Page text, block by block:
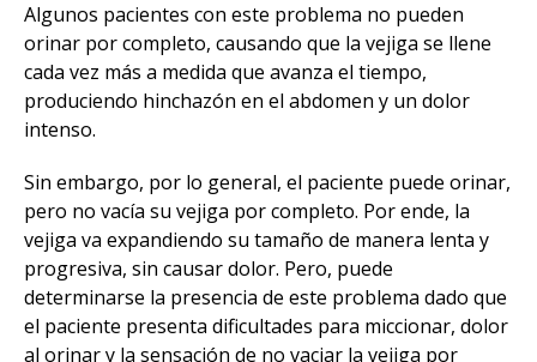
Algunos pacientes con este problema no pueden
orinar por completo, causando que la vejiga se llene
cada vez más a medida que avanza el tiempo,
produciendo hinchazón en el abdomen y un dolor
intenso.
Sin embargo, por lo general, el paciente puede orinar,
pero no vacía su vejiga por completo. Por ende, la
vejiga va expandiendo su tamaño de manera lenta y
progresiva, sin causar dolor. Pero, puede
determinarse la presencia de este problema dado que
el paciente presenta dificultades para miccionar, dolor
al orinar y la sensación de no vaciar la vejiga por